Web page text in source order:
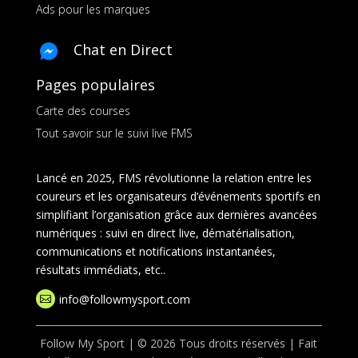
Ads pour les marques
Chat en Direct
Pages populaires
Carte des courses
Tout savoir sur le suivi live FMS
Lancé en 2025, FMS révolutionne la relation entre les
coureurs et les organisateurs d’événements sportifs en
simplifiant l’organisation grâce aux dernières avancées
numériques : suivi en direct live, dématérialisation,
communications et notifications instantanées,
résultats immédiats, etc..
 info@followmysport.com
Follow My Sport | © 2026 Tous droits réservés | Fait